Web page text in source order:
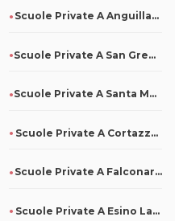
Scuole Private A Anguillara Veneta Per Tutti
Scuole Private A San Gregorio D'Ippona Per Tutti
Scuole Private A Santa Maria La Carità Per Tutti
Scuole Private A Cortazzone Per Tutti
Scuole Private A Falconara Albanese Per Tutti
Scuole Private A Esino Lario Per Tutti